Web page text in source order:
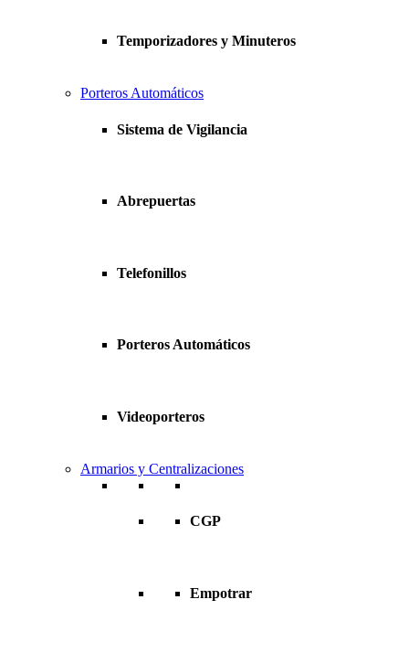
Temporizadores y Minuteros
Porteros Automáticos
Sistema de Vigilancia
Abrepuertas
Telefonillos
Porteros Automáticos
Videoporteros
Armarios y Centralizaciones
CGP
Empotrar